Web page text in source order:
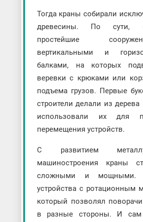
Тогда краны собирали
древесины. По сути,
простейшие
вертикальными и
балками, на которых
веревки с крюками или
подъема грузов. Первые
строители делали из
использовали их для
перемещения устройств.
С развитием
машиностроения краны
сложными и мощными.
устройства с ротационным
который позволял
в разные стороны. И сам